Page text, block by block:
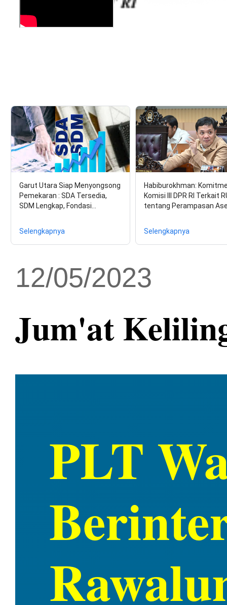
Garut Utara Siap Menyongsong
Pemekaran : SDA Tersedia,
SDM Lengkap, Fondasi…
Selengkapnya
Habiburokhman:
Komisi III DPR RI Terkait
tentang Perampasan
Selengkapnya
12/05/2023
Jum'at
PLT